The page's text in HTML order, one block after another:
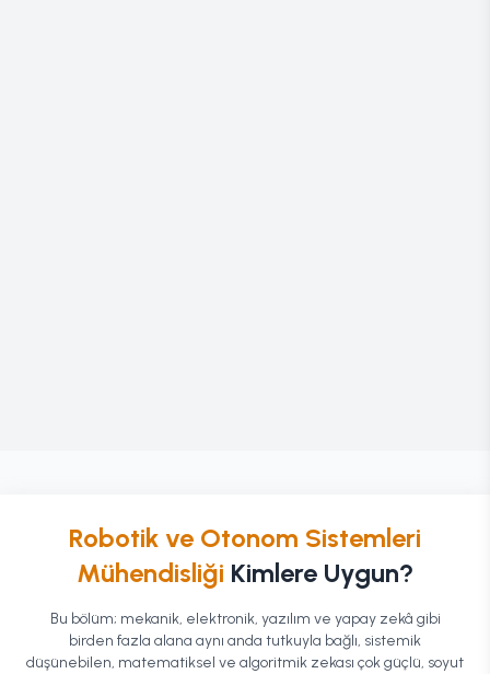
Robotik ve Otonom Sistemleri
Mühendisliği Kimlere Uygun?
Bu bölüm; mekanik, elektronik, yazılım ve yapay zekâ gibi
birden fazla alana aynı anda tutkuyla bağlı, sistemik
düşünebilen, matematiksel ve algoritmik zekası çok güçlü, soyut